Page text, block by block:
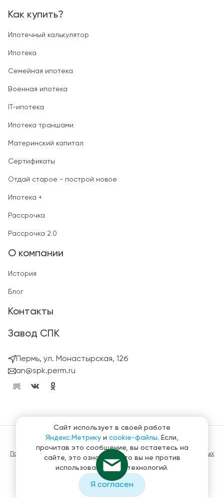
Как купить?
Ипотечный калькулятор
Ипотека
Семейная ипотека
Военная ипотека
IT-ипотека
Ипотека траншами
Материнский капитал
Сертификаты
Отдай старое - построй новое
Ипотека +
Рассрочка
Рассрочка 2.0
О компании
История
Блог
Контакты
Завод СПК
Пермь, ул. Монастырская, 12б
an@spk.perm.ru
© ГК СтройПанельКомплект 2023 – 2026
Политика конфиденциальности в отношении обработки персональных
данных
Материалы, представленные на сайте не являются публичной
офертой
Создание и продвижение сайтов
Сайт использует в своей работе
Яндекс.Метрику и cookie-файлы. Если,
прочитав это сообщение, вы остаетесь на
сайте, это означает, что вы не против
использования этих технологий.
Я согласен